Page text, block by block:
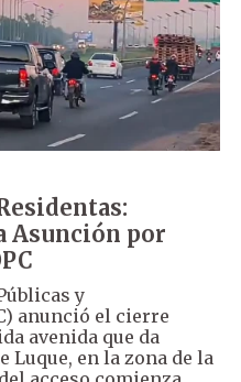
Asunción por
y
anunció el cierre
avenida que da
Luque, en la zona de la